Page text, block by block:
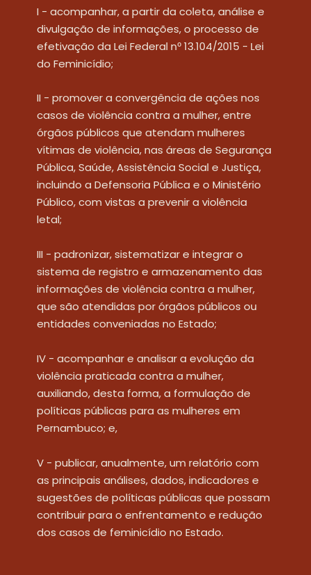
I - acompanhar, a partir da coleta, análise e
divulgação de informações, o processo de
efetivação da Lei Federal nº 13.104/2015 - Lei
do Feminicídio;
II - promover a convergência de ações nos
casos de violência contra a mulher, entre
órgãos públicos que atendam mulheres
vítimas de violência, nas áreas de Segurança
Pública, Saúde, Assistência Social e Justiça,
incluindo a Defensoria Pública e o Ministério
Público, com vistas a prevenir a violência
letal;
III - padronizar, sistematizar e integrar o
sistema de registro e armazenamento das
informações de violência contra a mulher,
que são atendidas por órgãos públicos ou
entidades conveniadas no Estado;
IV - acompanhar e analisar a evolução da
violência praticada contra a mulher,
auxiliando, desta forma, a formulação de
políticas públicas para as mulheres em
Pernambuco; e,
V - publicar, anualmente, um relatório com
as principais análises, dados, indicadores e
sugestões de políticas públicas que possam
contribuir para o enfrentamento e redução
dos casos de feminicídio no Estado.